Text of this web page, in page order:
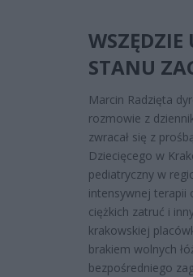
WSZĘDZIE
STANU
Marcin Radzięta
rozmowie z
zwracał się z
Dziecięcego w
pediatryczny w
intensywnej terapii
ciężkich zatruć i
krakowskiej
brakiem wolnych
bezpośredniego